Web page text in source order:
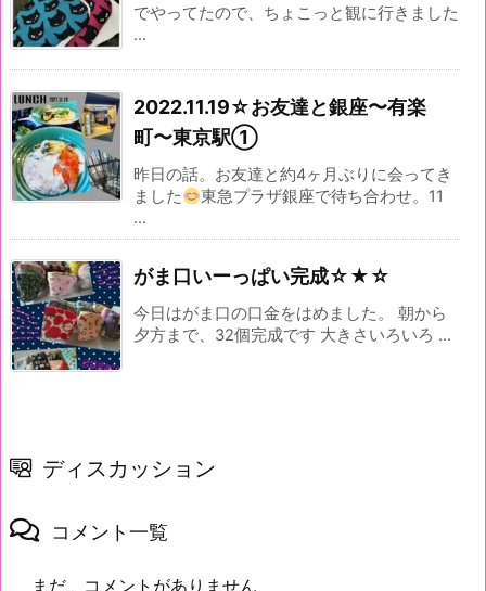
でやってたので、ちょこっと観に行きました
...
2022.11.19☆お友達と銀座〜有楽
町〜東京駅①
昨日の話。お友達と約4ヶ月ぶりに会ってき
ました
東急プラザ銀座で待ち合わせ。11
...
がま口いーっぱい完成☆★☆
今日はがま口の口金をはめました。 朝から
夕方まで、32個完成です 大きさいろいろ ...
ディスカッション
コメント一覧
まだ、コメントがありません